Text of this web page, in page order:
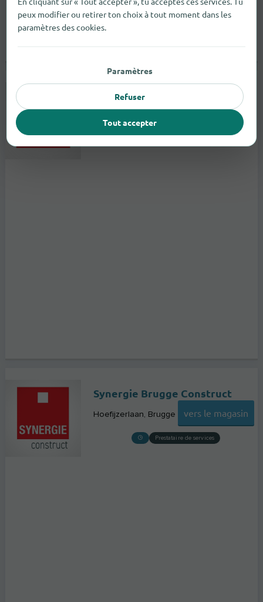
Synergie Boom Interim
vers le magasin
Synergie Brugge Construct
Hoefijzerlaan Brugge vers le magasin
Prestataire de services
peux modifier ou retirer ton choix à tout moment dans les
paramètres des cookies.
Paramètres
Refuser
Tout accepter